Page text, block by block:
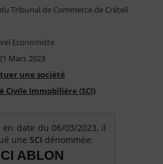
Tribunal de Commerce de Créteil
Economiste
Mars 2023
une société
Civile Immobilière (SCI)
en date du 06/03/2023, il
une SCI dénommée:
ABLON